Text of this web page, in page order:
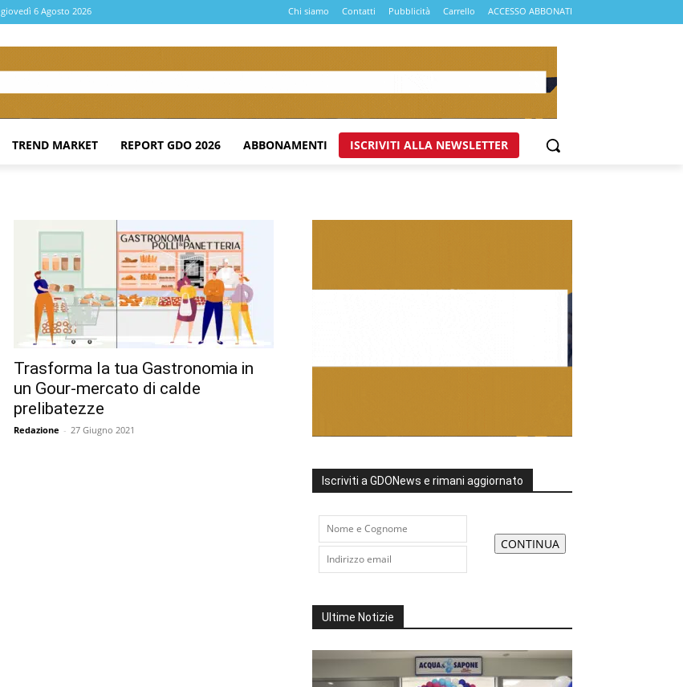
giovedì 6 Agosto 2026 Chi siamo Contatti Pubblicità Carrello ACCESSO ABBONATI
TREND MARKET REPORT GDO 2026 ABBONAMENTI ISCRIVITI ALLA NEWSLETTER
Trasforma la tua Gastronomia in
un Gour-mercato di calde
prelibatezze
Redazione - 27 Giugno 2021
Iscriviti a GDONews e rimani aggiornato
Ultime Notizie